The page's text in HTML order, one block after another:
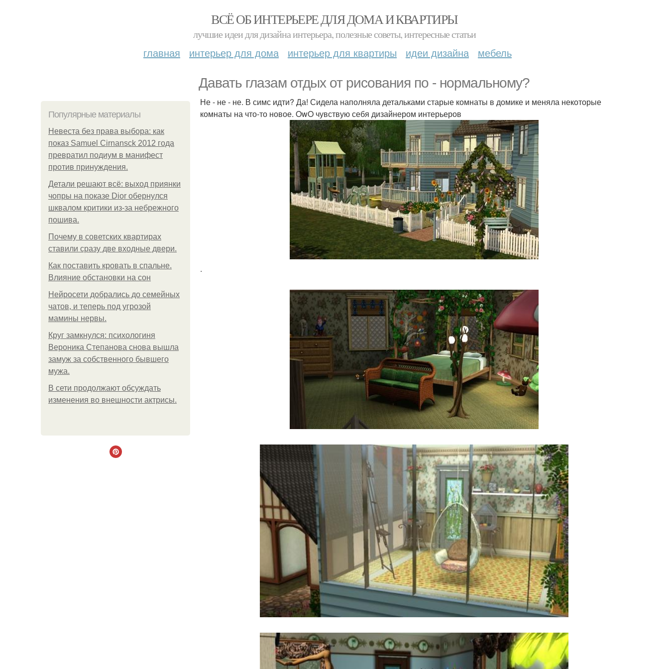
ВСЁ ОБ ИНТЕРЬЕРЕ ДЛЯ ДОМА И КВАРТИРЫ
лучшие идеи для дизайна интерьера, полезные советы, интересные статьи
главная интерьер для дома интерьер для квартиры идеи дизайна мебель
Давать глазам отдых от рисования по - нормальному?
Популярные материалы
Невеста без права выбора: как
показ Samuel Cirnansck 2012 года
превратил подиум в манифест
против принуждения.
Детали решают всё: выход приянки
чопры на показе Dior обернулся
шквалом критики из-за небрежного
пошива.
Почему в советских квартирах
ставили сразу две входные двери.
Как поставить кровать в спальне.
Влияние обстановки на сон
Нейросети добрались до семейных
чатов, и теперь под угрозой
мамины нервы.
Круг замкнулся: психологиня
Вероника Степанова снова вышла
замуж за собственного бывшего
мужа.
В сети продолжают обсуждать
изменения во внешности актрисы.
Не - не - не. В симс идти? Да! Сидела наполняла детальками старые комнаты в домике и меняла некоторые
комнаты на что-то новое. OwO чувствую себя дизайнером интерьеров
.